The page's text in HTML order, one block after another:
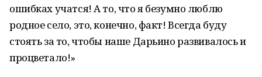
ошибках учатся! А то, что я безумно люблю
родное село, это, конечно, факт! Всегда буду
стоять за то, чтобы наше Дарьино развивалось и
процветало!»